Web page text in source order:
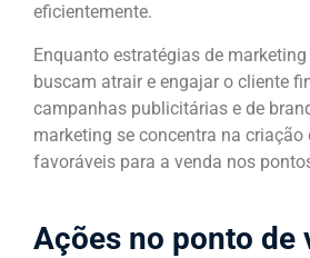
eficientemente.
Enquanto estratégias de
buscam atrair e engajar o cliente
campanhas publicitárias e de
marketing se concentra na criação
favoráveis para a venda nos
Ações no ponto de